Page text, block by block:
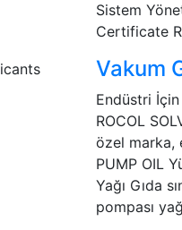
Sistem
Certificate
Vakum
Endüstri
ROCOL
özel marka,
PUMP OIL
Yağı Gıda
pompası